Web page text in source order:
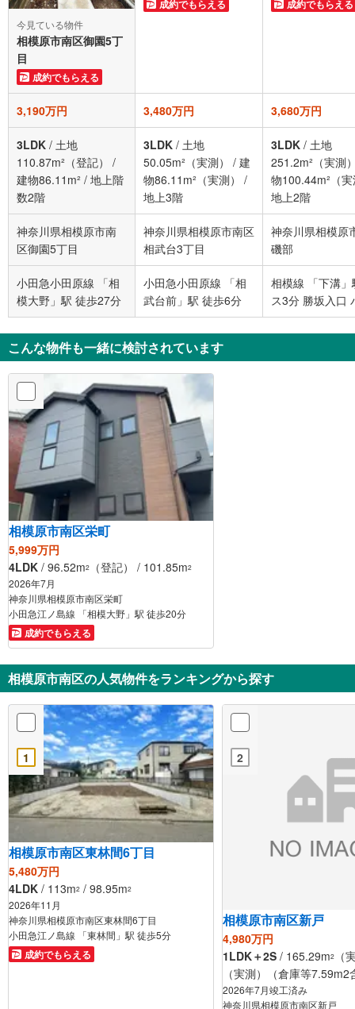
今見ている物件
相模原市南区御園5丁
目
成約でもらえる
成約でもらえる 成約でもらえる
3,190万円 3,480万円 3,680万円
3LDK / 土地
110.87m²（登記）
/
建物86.11m² / 地上階
数2階
3LDK / 土地
50.05m²（実測）
/ 建
物86.11m²（実測）
/
地上3階
3LDK / 土地
251.2m²（実測
物100.44m²（
地上2階
神奈川県相模原市南
区御園5丁目
神奈川県相模原市南区
相武台3丁目
神奈川県相模原
磯部
小田急小田原線 「相
模大野」駅 徒歩27分
小田急小田原線 「相
武台前」駅 徒歩6分
相模線 「下溝」
ス3分 勝坂入口
停下車 徒歩4分
こんな物件も一緒に検討されています
相模原市南区栄町
5,999万円
4LDK / 96.52m2 （登記） / 101.85m2
2026年7月
神奈川県相模原市南区栄町
小田急江ノ島線 「相模大野」駅 徒歩20分
成約でもらえる
相模原市南区の人気物件をランキングから探す
1
相模原市南区東林間6丁目
5,480万円
4LDK / 113m2 / 98.95m2
2026年11月
神奈川県相模原市南区東林間6丁目
小田急江ノ島線 「東林間」駅 徒歩5分
成約でもらえる
2
相模原市南区新戸
4,980万円
1LDK＋2S / 165.29m2
（
（実測）（倉庫等7.59m2
2026年7月竣工済み
神奈川県相模原市南区新戸